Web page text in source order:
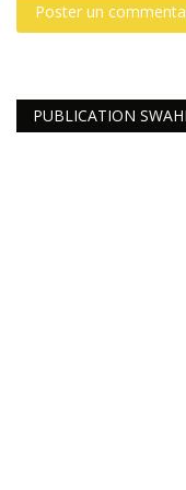
Poster un
PUBLICATION